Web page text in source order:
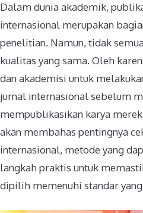
Dalam dunia akademik,
internasional merupakan
penelitian. Namun, tidak
kualitas yang sama. Oleh
dan akademisi untuk
jurnal internasional sebelum
mempublikasikan karya
akan membahas pentingnya
internasional, metode yang
langkah praktis untuk
dipilih memenuhi standar